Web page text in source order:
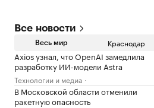
Все новости
Весь мир Краснодар
Axios узнал, что OpenAI замедлила
разработку ИИ-модели Astra
Технологии и медиа
В Московской области отменили
ракетную опасность